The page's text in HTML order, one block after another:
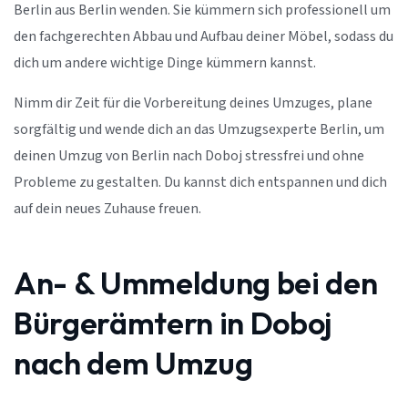
Berlin aus Berlin wenden. Sie kümmern sich professionell um
den fachgerechten Abbau und Aufbau deiner Möbel, sodass du
dich um andere wichtige Dinge kümmern kannst.
Nimm dir Zeit für die Vorbereitung deines Umzuges, plane
sorgfältig und wende dich an das Umzugsexperte Berlin, um
deinen Umzug von Berlin nach Doboj stressfrei und ohne
Probleme zu gestalten. Du kannst dich entspannen und dich
auf dein neues Zuhause freuen.
An- & Ummeldung bei den
Bürgerämtern in Doboj
nach dem Umzug